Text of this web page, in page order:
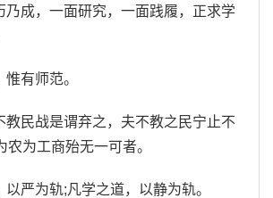
乃成，一面研究，一面践履，正求学
有师范。
教民战是谓弃之，夫不教之民宁止不
农为工商殆无一可者。
严为轨;凡学之道，以静为轨。